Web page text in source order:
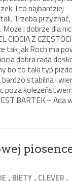
I to najbardziej
Trzeba przyznać,
i dobrze dla
Z
tak jak Roch ma
dobra rada
bo to taki typ
stabilna i
poza
BARTEK – Ada
, BIETY , CLEVER ,